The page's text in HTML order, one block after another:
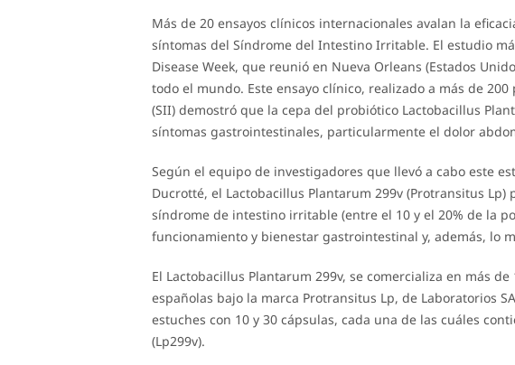
Más de 20 ensayos clínicos internacionales avalan la
síntomas del Síndrome del Intestino Irritable. El estudio
Disease Week, que reunió en Nueva Orleans (Estados
todo el mundo. Este ensayo clínico, realizado a más de
(SII) demostró que la cepa del probiótico Lactobacillus
síntomas gastrointestinales, particularmente el dolor
Según el equipo de investigadores que llevó a cabo este
Ducrotté, el Lactobacillus Plantarum 299v (Protransitus
síndrome de intestino irritable (entre el 10 y el 20% de la
funcionamiento y bienestar gastrointestinal y, además, lo
El Lactobacillus Plantarum 299v, se comercializa en más
españolas bajo la marca Protransitus Lp, de Laboratorios
estuches con 10 y 30 cápsulas, cada una de las cuáles
(Lp299v).